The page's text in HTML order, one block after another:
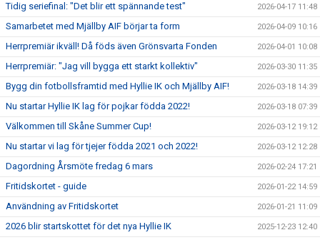
Tidig seriefinal: "Det blir ett spännande test" 2026-04-17 11:48
Samarbetet med Mjällby AIF börjar ta form 2026-04-09 10:16
Herrpremiär ikväll! Då föds även Grönsvarta Fonden 2026-04-01 10:08
Herrpremiär: "Jag vill bygga ett starkt kollektiv" 2026-03-30 11:35
Bygg din fotbollsframtid med Hyllie IK och Mjällby AIF! 2026-03-18 14:39
Nu startar Hyllie IK lag för pojkar födda 2022! 2026-03-18 07:39
Välkommen till Skåne Summer Cup! 2026-03-12 19:12
Nu startar vi lag för tjejer födda 2021 och 2022! 2026-03-12 12:28
Dagordning Årsmöte fredag 6 mars 2026-02-24 17:21
Fritidskortet - guide 2026-01-22 14:59
Användning av Fritidskortet 2026-01-21 11:09
2026 blir startskottet för det nya Hyllie IK 2025-12-23 12:40